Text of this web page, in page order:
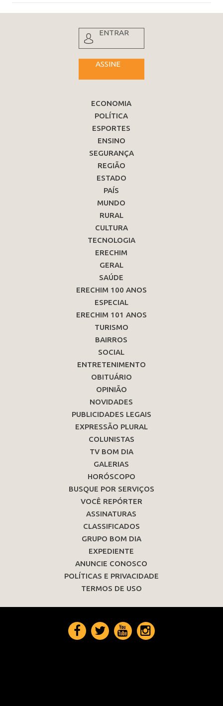
ENTRAR
ASSINE
ECONOMIA
POLÍTICA
ESPORTES
ENSINO
SEGURANÇA
REGIÃO
ESTADO
PAÍS
MUNDO
RURAL
CULTURA
TECNOLOGIA
ERECHIM
GERAL
SAÚDE
ERECHIM 100 ANOS
ESPECIAL
ERECHIM 101 ANOS
TURISMO
BAIRROS
SOCIAL
ENTRETENIMENTO
OBITUÁRIO
OPINIÃO
NOVIDADES
PUBLICIDADES LEGAIS
EXPRESSÃO PLURAL
COLUNISTAS
TV BOM DIA
GALERIAS
HORÓSCOPO
BUSQUE POR SERVIÇOS
VOCÊ REPÓRTER
ASSINATURAS
CLASSIFICADOS
GRUPO BOM DIA
EXPEDIENTE
ANUNCIE CONOSCO
POLÍTICAS E PRIVACIDADE
TERMOS DE USO